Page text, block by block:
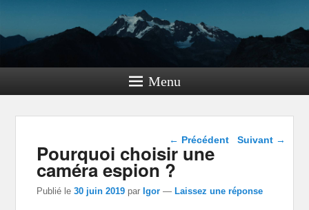
Menu
Navigation dans les
← Précédent Suivant →
Pourquoi choisir une
caméra espion ?
Publié le30 juin 2019 parIgor —Laissez une réponse